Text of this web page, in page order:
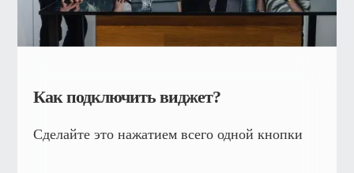
Как подключить виджет?
Сделайте это нажатием всего одной кнопки